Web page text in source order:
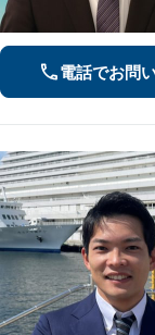
電話でお問